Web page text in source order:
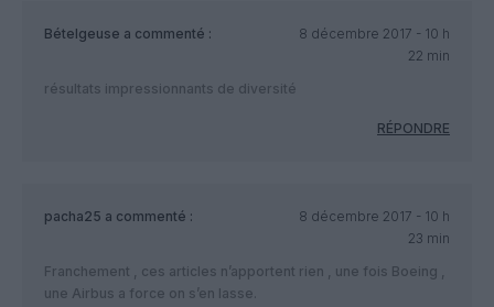
Bételgeuse a commenté :
8 décembre 2017 - 10 h
22 min
résultats impressionnants de diversité
RÉPONDRE
pacha25 a commenté :
8 décembre 2017 - 10 h
23 min
Franchement , ces articles n’apportent rien , une fois Boeing ,
une Airbus a force on s’en lasse.